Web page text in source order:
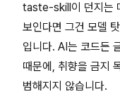
taste-skill이 던지는
보인다면 그건 모델
입니다. AI는 코드든
때문에, 취향을 금지
범해지지 않습니다.